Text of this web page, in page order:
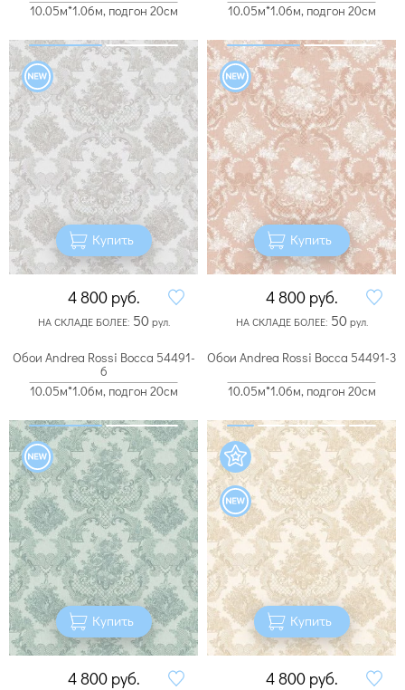
10.05м*1.06м, подгон 20см
Купить
4 800 руб.
НА СКЛАДЕ БОЛЕЕ: 50рул.
10.05м*1.06м, подгон 20см
Купить
4 800 руб.
НА СКЛАДЕ БОЛЕЕ: 50рул.
Обои Andrea Rossi Bocca 54491-
6
10.05м*1.06м, подгон 20см
Купить
4 800 руб.
Обои Andrea Rossi Bocca 54491-3
10.05м*1.06м, подгон 20см
Купить
4 800 руб.